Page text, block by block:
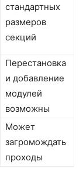
стандартных
размеров
секций
Перестановка
и добавление
модулей
возможны
Может
загромождать
проходы